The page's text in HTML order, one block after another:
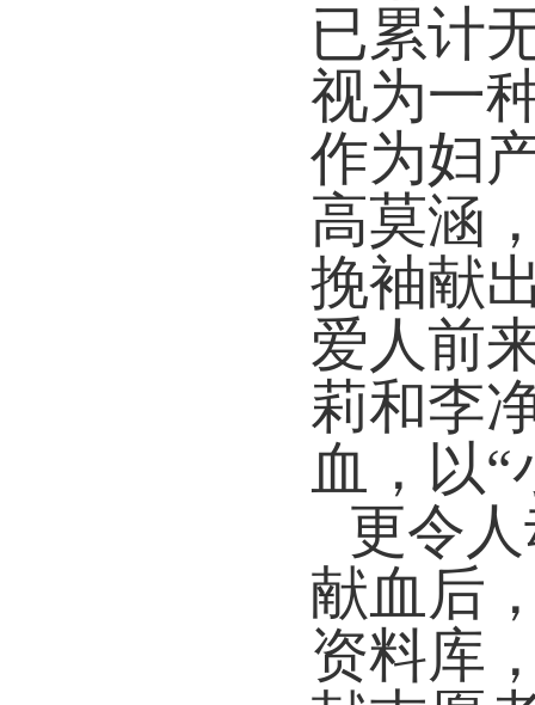
已累计
视为一
作为妇
高莫涵
挽袖献
爱人前
莉和李
血，以
更令
献血后
资料库